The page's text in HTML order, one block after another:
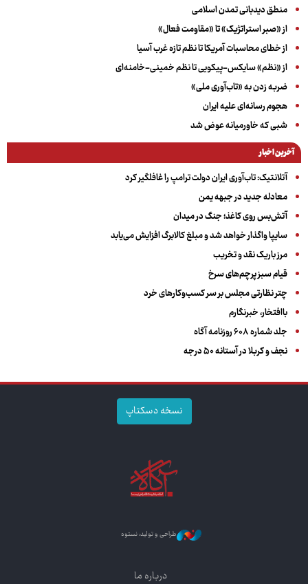
منطق دیدبانی تمدن اسلامی
از «صبر استراتژیک» تا «مقاومت فعال»
از خطای محاسبات آمریکا تا نظم تازه غرب آسیا
از «نظم» سایکس-پیکویی تا نظم خمینی-خامنه‌ای
ضربه زدن به «تاب‌آوری ملی»
هجوم رسانه‌ای علیه ایران
شبی که خاورمیانه عوض شد
آخرین اخبار
آتلانتیک: تاب‌آوری ایران دولت ترامپ را غافلگیر کرد
معادله جدید در جبهه یمن
آتش‌بس روی کاغذ؛ جنگ در میدان
سایپا واگذار خواهد شد و مبلغ کالابرگ افزایش می‌یابد
مرز باریک نقد و تخریب
قیام سبز پرچم‌های سرخ
چتر نظارتی مجلس بر سر کسب‌وکارهای خرد
باافتخار، خبرنگارم
جلد شماره ۶۰۸ روزنامه آگاه
نجف و کربلا در آستانه ۵۰ درجه
نسخه دسکتاپ
طراحی و تولید: نستوه
درباره ما